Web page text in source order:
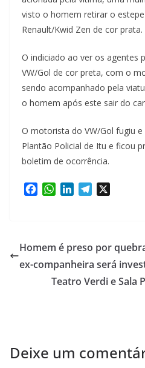
visto o homem retirar o
Renault/Kwid Zen de cor prata.
O indiciado ao ver os agentes
VW/Gol de cor preta, com o
sendo acompanhado pela
o homem após este sair do
O motorista do VW/Gol fugiu
Plantão Policial de Itu e ficou
boletim de ocorrência.
b
o
W
s
p
p
e
I
n
g
a
m
Homem é preso por
ex-companheira será
Teatro Verdi e Sala
Deixe um